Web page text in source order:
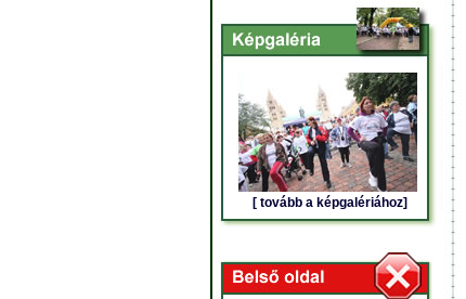
[ tovább a képgalériához]